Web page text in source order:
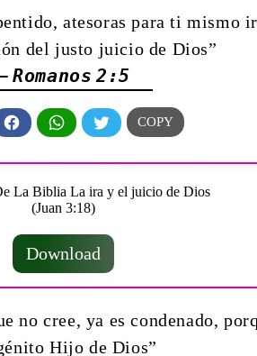
atesoras para ti mismo
del justo juicio de Dios”
Romanos 2:5
Download
no cree, ya es condenado,
Hijo de Dios”